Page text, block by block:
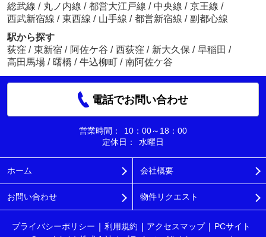
総武線 / 丸ノ内線 / 都営大江戸線 / 中央線 / 京王線 /
西武新宿線 / 東西線 / 山手線 / 都営新宿線 / 副都心線
駅から探す
荻窪 / 東新宿 / 阿佐ケ谷 / 西荻窪 / 新大久保 / 早稲田 /
高田馬場 / 曙橋 / 牛込柳町 / 南阿佐ケ谷
電話でお問い合わせ
営業時間：
10：00～18：00
定休日：
水曜日
ホーム 会社概要
お問い合わせ 物件リクエスト
プライバシーポリシー 利用規約 アクセスマップ
PCサイト